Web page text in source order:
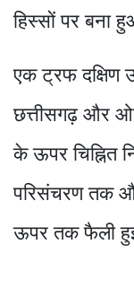
हिस्सों पर बना
एक ट्रफ दक्षिण
छत्तीसगढ़ और
के ऊपर चिह्नित
परिसंचरण तक
ऊपर तक फैली